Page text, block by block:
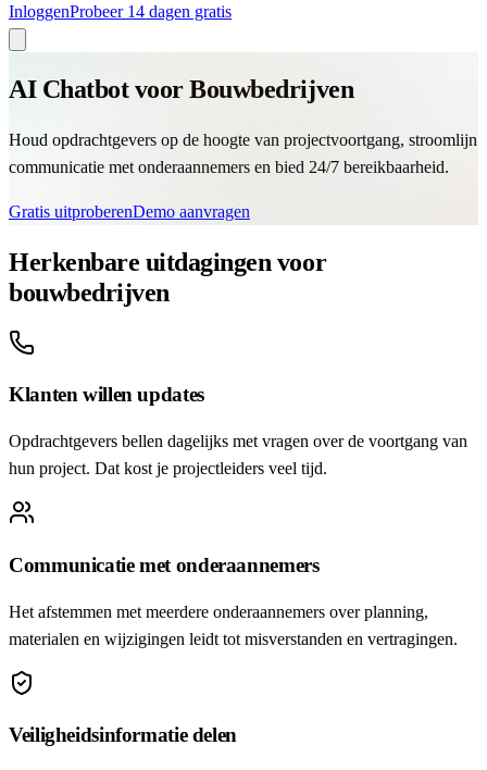
InloggenProbeer 14 dagen gratis
AI Chatbot voor Bouwbedrijven
Houd opdrachtgevers op de hoogte van projectvoortgang, stroomlijn
communicatie met onderaannemers en bied 24/7 bereikbaarheid.
Gratis uitproberenDemo aanvragen
Herkenbare uitdagingen voor
bouwbedrijven
Klanten willen updates
Opdrachtgevers bellen dagelijks met vragen over de voortgang van
hun project. Dat kost je projectleiders veel tijd.
Communicatie met onderaannemers
Het afstemmen met meerdere onderaannemers over planning,
materialen en wijzigingen leidt tot misverstanden en vertragingen.
Veiligheidsinformatie delen